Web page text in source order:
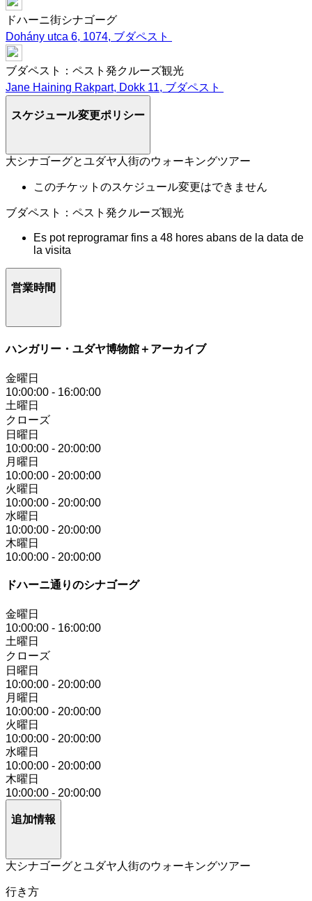
ドハーニ街シナゴーグ
Dohány utca 6, 1074, ブダペスト
ブダペスト：ペスト発クルーズ観光
Jane Haining Rakpart, Dokk 11, ブダペスト
スケジュール変更ポリシー
大シナゴーグとユダヤ人街のウォーキングツアー
このチケットのスケジュール変更はできません
ブダペスト：ペスト発クルーズ観光
Es pot reprogramar fins a 48 hores abans de la data de
la visita
営業時間
ハンガリー・ユダヤ博物館＋アーカイブ
金曜日
10:00:00 - 16:00:00
土曜日
クローズ
日曜日
10:00:00 - 20:00:00
月曜日
10:00:00 - 20:00:00
火曜日
10:00:00 - 20:00:00
水曜日
10:00:00 - 20:00:00
木曜日
10:00:00 - 20:00:00
ドハーニ通りのシナゴーグ
金曜日
10:00:00 - 16:00:00
土曜日
クローズ
日曜日
10:00:00 - 20:00:00
月曜日
10:00:00 - 20:00:00
火曜日
10:00:00 - 20:00:00
水曜日
10:00:00 - 20:00:00
木曜日
10:00:00 - 20:00:00
追加情報
大シナゴーグとユダヤ人街のウォーキングツアー
行き方